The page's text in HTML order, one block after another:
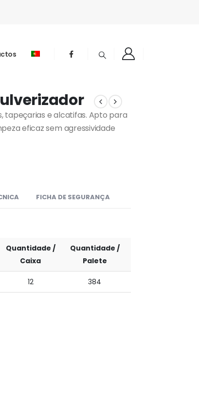
tapeçarias e alcatifas. Apto para
eficaz sem agressividade
FICHA DE SEGURANÇA
Quantidade /
Caixa
Quantidade /
Palete
12 384